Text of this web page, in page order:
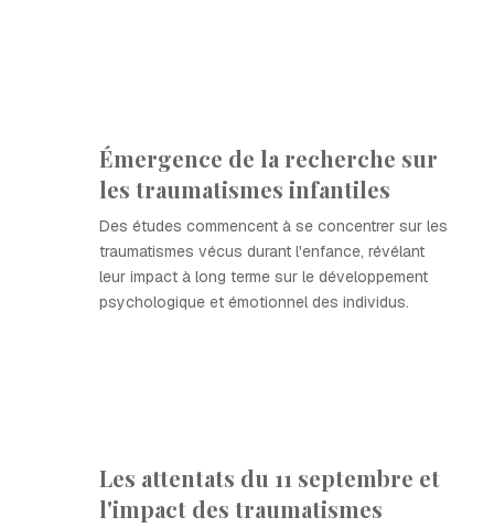
Émergence de la recherche sur
les traumatismes infantiles
Des études commencent à se concentrer sur les
traumatismes vécus durant l'enfance, révélant
leur impact à long terme sur le développement
psychologique et émotionnel des individus.
Les attentats du 11 septembre et
l'impact des traumatismes